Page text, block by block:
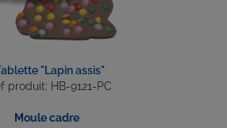
"Lapin assis"
produit: HB-9121-PC
Moule cadre